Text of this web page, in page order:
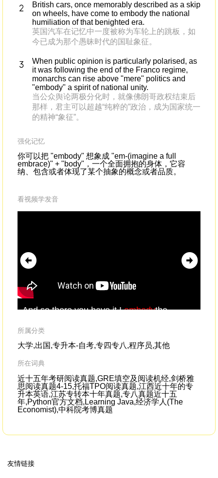
British cars, once memorably described as a skip
on wheels, have come to embody the national
humiliation of that benighted era.
英国汽车在记忆中一度被称为车轮上的跳板，如
今已成为那个愚昧时代的国耻象征。
When public opinion is particularly polarised, as
it was following the end of the Franco regime,
monarchs can rise above "mere" politics and
"embody" a spirit of national unity.
当公众舆论两极分化时，就像佛朗哥政权结束后
那样，君主可以超越“纯粹的”政治，成为国家统一
的精神“象征”。
强化记忆
你可以把 "embody" 想象成 "em-(imagine a full
embrace)" + "body"，一个全面拥抱的身体，它容
纳、包含或者体现了某个抽象的概念或者品质。
看视频学发音
And so there you have it.Iembodythe
所属分类
大学,出国,专升本-自考,专四专八,程序员,其他
所在词典
近十五年考研阅读真题,GRE填空及阅读机经,剑桥雅
思阅读真题4-15,托福TPO阅读真题,江西近十年的专
升本英语,江苏专转本十年真题,专八真题近十五
年,Python官方文档,Learning Java,经济学人(The
Economist),中科院考博真题
友情链接